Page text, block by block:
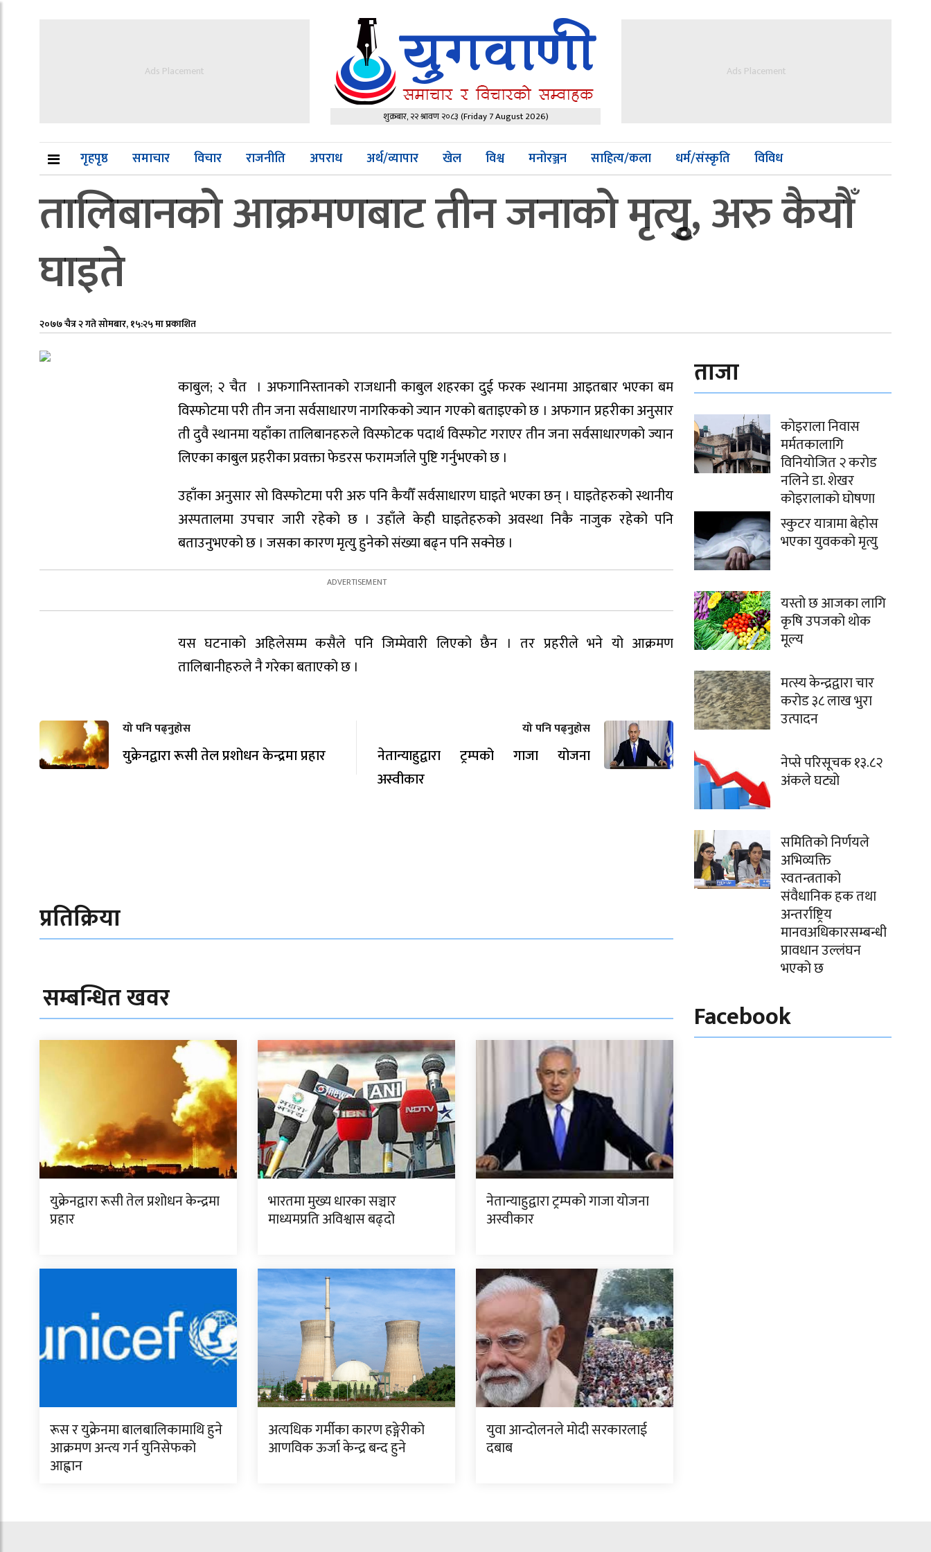
Ads Placement
शुक्रबार, २२ श्रावण २०८३(Friday 7 August 2026)
Ads Placement
गृहपृष्ठ समाचार विचार राजनीति अपराध अर्थ/व्यापार खेल विश्व मनोरञ्जन साहित्य/कला धर्म/संस्कृति विविध
तालिबानको आक्रमणबाट तीन जनाको मृत्युृ, अरु कैयौँ
घाइते
२०७७ चैत्र २ गते सोमबार, १५:२५ मा प्रकाशित
काबुल; २ चैत । अफगानिस्तानको राजधानी काबुल शहरका दुई फरक स्थानमा आइतबार भएका बम
विस्फोटमा परी तीन जना सर्वसाधारण नागरिकको ज्यान गएको बताइएको छ । अफगान प्रहरीका अनुसार
ती दुवै स्थानमा यहाँका तालिबानहरुले विस्फोटक पदार्थ विस्फोट गराएर तीन जना सर्वसाधारणको ज्यान
लिएका काबुल प्रहरीका प्रवक्ता फेडरस फरामर्जाले पुष्टि गर्नुभएको छ ।
उहाँका अनुसार सो विस्फोटमा परी अरु पनि कैयौँ सर्वसाधारण घाइते भएका छन् । घाइतेहरुको स्थानीय
अस्पतालमा उपचार जारी रहेको छ । उहाँले केही घाइतेहरुको अवस्था निकै नाजुक रहेको पनि
बताउनुभएको छ । जसका कारण मृत्यु हुनेको संख्या बढ्न पनि सक्नेछ ।
यस घटनाको अहिलेसम्म कसैले पनि जिम्मेवारी लिएको छैन । तर प्रहरीले भने यो आक्रमण
तालिबानीहरुले नै गरेका बताएको छ ।
यो पनि पढ्नुहोस
युक्रेनद्वारा रूसी तेल प्रशोधन केन्द्रमा प्रहार
यो पनि पढ्नुहोस
नेतान्याहुद्वारा ट्रम्पको गाजा योजना
अस्वीकार
प्रतिक्रिया
सम्बन्धित खवर
युक्रेनद्वारा रूसी तेल प्रशोधन केन्द्रमा
प्रहार
भारतमा मुख्य धारका सञ्चार
माध्यमप्रति अविश्वास बढ्दो
नेतान्याहुद्वारा ट्रम्पको गाजा योजना
अस्वीकार
रूस र युक्रेनमा बालबालिकामाथि हुने
आक्रमण अन्त्य गर्न युनिसेफको
आह्वान
अत्यधिक गर्मीका कारण हङ्गेरीको
आणविक ऊर्जा केन्द्र बन्द हुने
युवा आन्दोलनले मोदी सरकारलाई
दबाब
ताजा
कोइराला निवास
मर्मतकालागि
विनियोजित २ करोड
नलिने डा. शेखर
कोइरालाको घोषणा
स्कुटर यात्रामा बेहोस
भएका युवकको मृत्यु
यस्तो छ आजका लागि
कृषि उपजको थोक
मूल्य
मत्स्य केन्द्रद्वारा चार
करोड ३८ लाख भुरा
उत्पादन
नेप्से परिसूचक १३.८२
अंकले घट्यो
समितिको निर्णयले
अभिव्यक्ति
स्वतन्त्रताको
संवैधानिक हक तथा
अन्तर्राष्ट्रिय
मानवअधिकारसम्बन्धी
प्रावधान उल्लंघन
भएको छ
Facebook